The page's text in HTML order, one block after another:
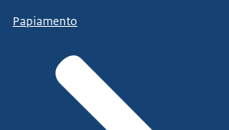
Papiamento